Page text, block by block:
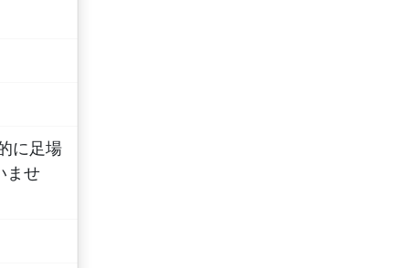
に足場
ませ